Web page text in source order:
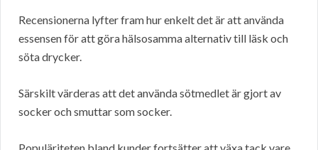
Recensionerna lyfter fram hur enkelt det är att använda
essensen för att göra hälsosamma alternativ till läsk och
söta drycker.
Särskilt värderas att det använda sötmedlet är gjort av
socker och smuttar som socker.